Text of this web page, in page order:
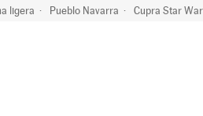
ligera Pueblo Navarra Cupra Star